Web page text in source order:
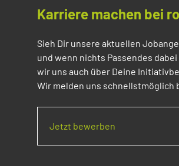
Karriere machen bei
Sieh Dir unsere aktuellen
und wenn nichts Passendes
wir uns auch über Deine
Wir melden uns schnellstmöglich
Jetzt bewerben